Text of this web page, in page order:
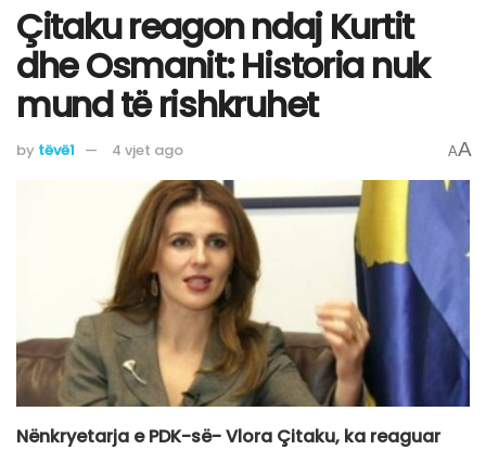
Çitaku reagon ndaj Kurtit
dhe Osmanit: Historia nuk
mund të rishkruhet
by tëvë1 4 vjet ago AA
Nënkryetarja e PDK-së- Vlora Çitaku, ka reaguar